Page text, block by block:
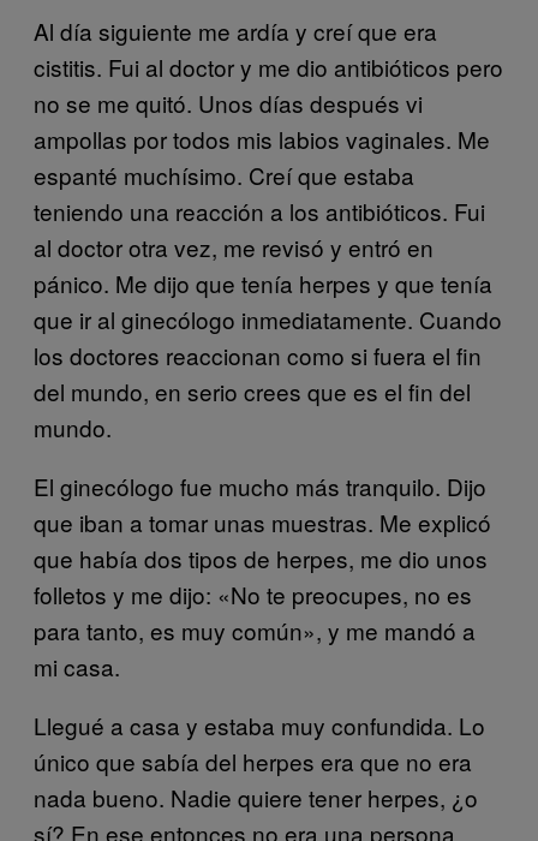
Al día siguiente me ardía y creí que era
cistitis. Fui al doctor y me dio antibióticos pero
no se me quitó. Unos días después vi
ampollas por todos mis labios vaginales. Me
espanté muchísimo. Creí que estaba
teniendo una reacción a los antibióticos. Fui
al doctor otra vez, me revisó y entró en
pánico. Me dijo que tenía herpes y que tenía
que ir al ginecólogo inmediatamente. Cuando
los doctores reaccionan como si fuera el fin
del mundo, en serio crees que es el fin del
mundo.
El ginecólogo fue mucho más tranquilo. Dijo
que iban a tomar unas muestras. Me explicó
que había dos tipos de herpes, me dio unos
folletos y me dijo: «No te preocupes, no es
para tanto, es muy común», y me mandó a
mi casa.
Llegué a casa y estaba muy confundida. Lo
único que sabía del herpes era que no era
nada bueno. Nadie quiere tener herpes, ¿o
sí? En ese entonces no era una persona